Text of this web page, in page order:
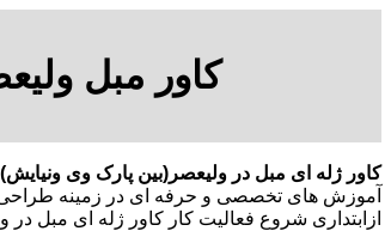
کاور مبل
کاور ژله ای مبل در ولیعصر(بین پارک وی
آموزش های تخصصی و حرفه ای در زمینه طراحی و دوخت در کشور
ازابتداری شروع فعالیت کار کاور ژله ای مبل